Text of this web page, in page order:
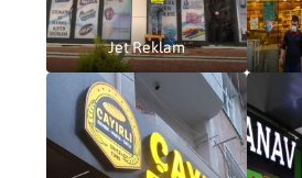
Jet Reklam